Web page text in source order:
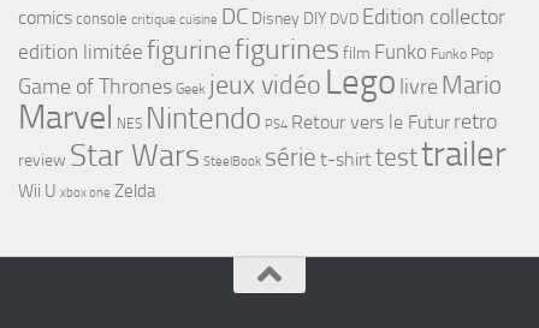
comics console critique cuisine DC Disney DIY DVD Edition collector
edition limitée figurinefigurines film Funko Funko Pop
Game of Thrones Geek jeux vidéo Lego livre Mario
Marvel NES Nintendo PS4 Retour vers le Futur retro
review Star Wars SteelBook série t-shirttesttrailer
Wii U xbox one Zelda